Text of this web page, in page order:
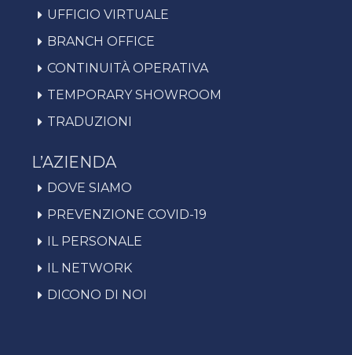
UFFICIO VIRTUALE
BRANCH OFFICE
CONTINUITÀ OPERATIVA
TEMPORARY SHOWROOM
TRADUZIONI
L’AZIENDA
DOVE SIAMO
PREVENZIONE COVID-19
IL PERSONALE
IL NETWORK
DICONO DI NOI